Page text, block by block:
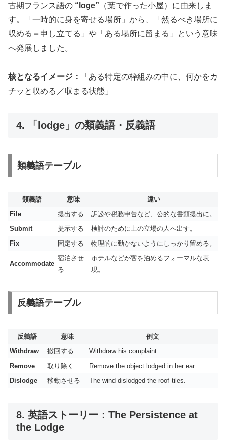
古期フランス語の “loge” （葉で作った小屋）に由来しま
す。「一時的に身を寄せる場所」から、「然るべき場所に
収める＝申し立てる」や「ある場所に留まる」という意味
へ発展しました。
核となるイメージ：
「ある特定の枠組みの中に、何かをカ
チッと収める／収まる状態」
4. 「lodge」の類義語・反義語
類義語テーブル
類義語 意味
違い
File
提出する
訴訟や税務申告など、公的な書類提出に。
Submit
提示する
検討のために上の立場の人へ出す。
Fix
固定する 物理的に動かないようにしっかり留める。
Accommodate
宿泊させ
る
ホテルなどが客を泊めるフォーマルな表
現。
反義語テーブル
反義語 意味
例文
Withdraw
撤回する
Withdraw his complaint.
Remove
取り除く
Remove the object lodged in her ear.
Dislodge
移動させる The wind dislodged the roof tiles.
8. 英語ストーリー：The Persistence at
the Lodge